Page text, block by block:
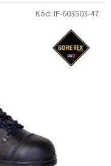
Kód: IF-603503-47